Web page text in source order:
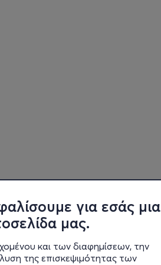
για εσάς μια
μας.
και των διαφημίσεων, την
της επισκεψιμότητας των